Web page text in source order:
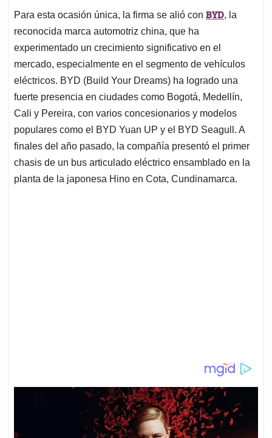
Para esta ocasión única, la firma se alió con BYD, la
reconocida marca automotriz china, que ha
experimentado un crecimiento significativo en el
mercado, especialmente en el segmento de vehículos
eléctricos. BYD (Build Your Dreams) ha logrado una
fuerte presencia en ciudades como Bogotá, Medellín,
Cali y Pereira, con varios concesionarios y modelos
populares como el BYD Yuan UP y el BYD Seagull. A
finales del año pasado, la compañía presentó el primer
chasis de un bus articulado eléctrico ensamblado en la
planta de la japonesa Hino en Cota, Cundinamarca.